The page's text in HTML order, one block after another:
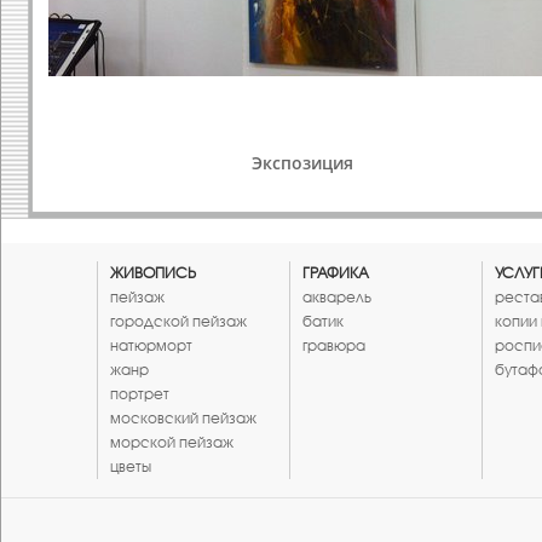
Экспозиция
ЖИВОПИСЬ
пейзаж
городской пейзаж
натюрморт
жанр
портрет
московский пейзаж
морской пейзаж
цветы
ГРАФИКА
акварель
батик
гравюра
копии